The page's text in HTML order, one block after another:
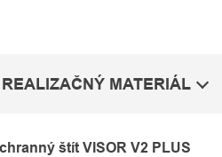
REALIZAČNÝ MATERIÁL
štít VISOR V2 PLUS